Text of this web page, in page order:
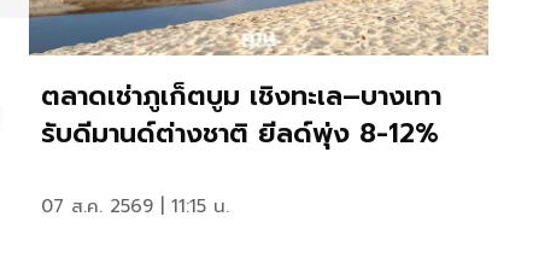
ตลาดเช่าภูเก็ตบูม เชิงทะเล–บางเทา
รับดีมานด์ต่างชาติ ยีลด์พุ่ง 8-12%
07 ส.ค. 2569 | 11:15 น.